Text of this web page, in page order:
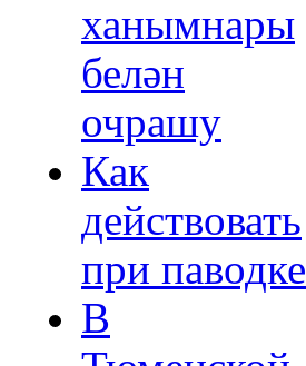
ханымнары
белән
очрашу
Как
действовать
при паводке
В